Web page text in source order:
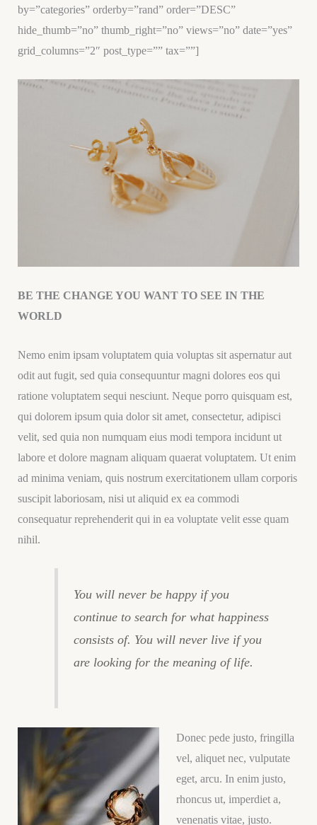
by=”categories” orderby=”rand” order=”DESC”
hide_thumb=”no” thumb_right=”no” views=”no” date=”yes”
grid_columns=”2″ post_type=”” tax=””]
BE THE CHANGE YOU WANT TO SEE IN THE
WORLD
Nemo enim ipsam voluptatem quia voluptas sit aspernatur aut
odit aut fugit, sed quia consequuntur magni dolores eos qui
ratione voluptatem sequi nesciunt. Neque porro quisquam est,
qui dolorem ipsum quia dolor sit amet, consectetur, adipisci
velit, sed quia non numquam eius modi tempora incidunt ut
labore et dolore magnam aliquam quaerat voluptatem. Ut enim
ad minima veniam, quis nostrum exercitationem ullam corporis
suscipit laboriosam, nisi ut aliquid ex ea commodi
consequatur reprehenderit qui in ea voluptate velit esse quam
nihil.
You will never be happy if you
continue to search for what happiness
consists of. You will never live if you
are looking for the meaning of life.
Donec pede justo, fringilla
vel, aliquet nec, vulputate
eget, arcu. In enim justo,
rhoncus ut, imperdiet a,
venenatis vitae, justo.